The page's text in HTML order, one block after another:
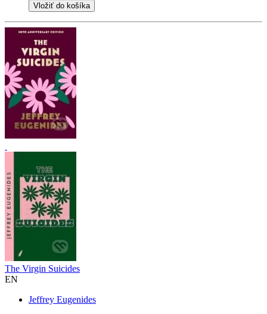
Vložiť do košíka
The Virgin Suicides
EN
Jeffrey Eugenides